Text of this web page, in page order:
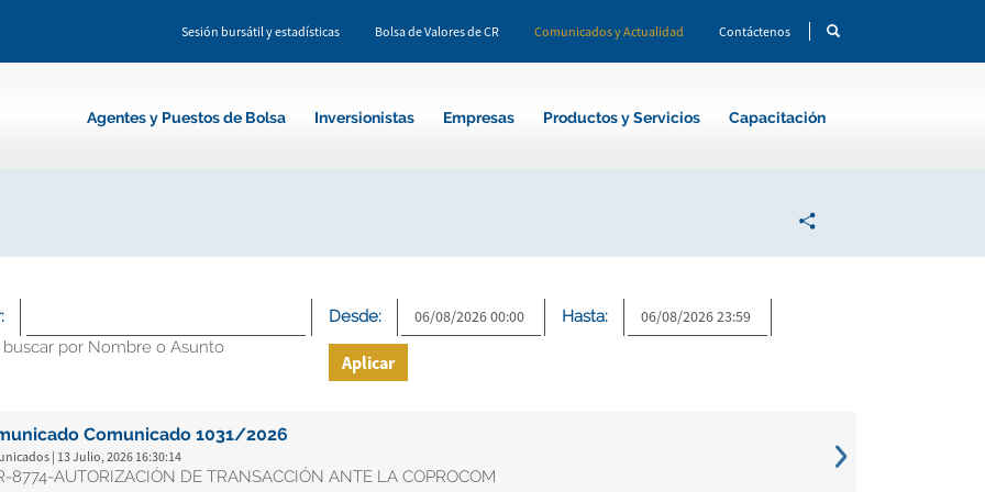
Sesión bursátil y estadísticas Bolsa de Valores de CR Comunicados y Actualidad Contáctenos
Agentes y Puestos de Bolsa Inversionistas Empresas Productos y Servicios Capacitación
buscar por Nombre o Asunto
Desde: Hasta:
Aplicar
Comunicado 1031/2026
| 13 Julio, 2026 16:30:14
8774-AUTORIZACIÓN DE TRANSACCIÓN ANTE LA COPROCOM